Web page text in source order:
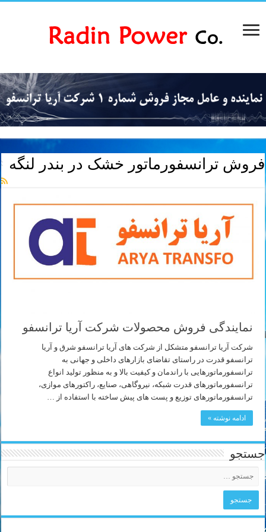
فروش ترانسفورماتور خشک در بندر لنگه
نمایندگی فروش محصولات شرکت آریا ترانسفو
شرکت آریا ترانسفو متشکل از شرکت های آریا ترانسفو شرق و آریا
ترانسفو قدرت در راستای تقاضای بازارهای داخلی و جهانی به
ترانسفورماتورهایی با راندمان و کیفیت بالا و به منظور تولید انواع
ترانسفورماتورهای قدرت شبکه، نیروگاهی، صنایع، راکتورهای موازی،
ترانسفورماتورهای توزیع و پست های پیش ساخته با استفاده از …
ادامه نوشته »
جستجو